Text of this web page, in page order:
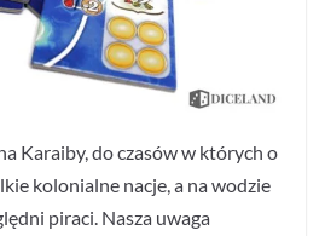
Karaiby, do czasów w których o
kolonialne nacje, a na wodzie
piraci. Nasza uwaga